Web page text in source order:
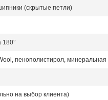
(скрытые петли)
180°
пенополистирол,
на выбор клиента)